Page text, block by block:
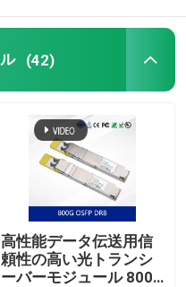
ライセンス
(42)
高性能データ伝送用信
頼性の高い光トランシ
ーバーモジュール 800G